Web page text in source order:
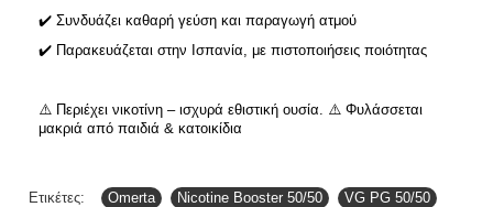
✔️ Συνδυάζει καθαρή γεύση και παραγωγή ατμού
✔️ Παρακευάζεται στην Ισπανία, με πιστοποιήσεις ποιότητας
⚠️ Περιέχει νικοτίνη – ισχυρά εθιστική ουσία. ⚠️ Φυλάσσεται
μακριά από παιδιά & κατοικίδια
Ετικέτες: Omerta Nicotine Booster 50/50 VG PG 50/50